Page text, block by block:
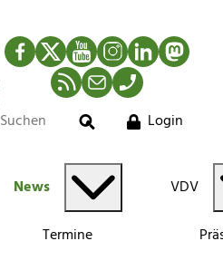
Facebook
TwitterYouTubeInstagram
LinkedIn
RSS-Newsfeed
MailTelefon
Suche
Login
News
Termine
VDV